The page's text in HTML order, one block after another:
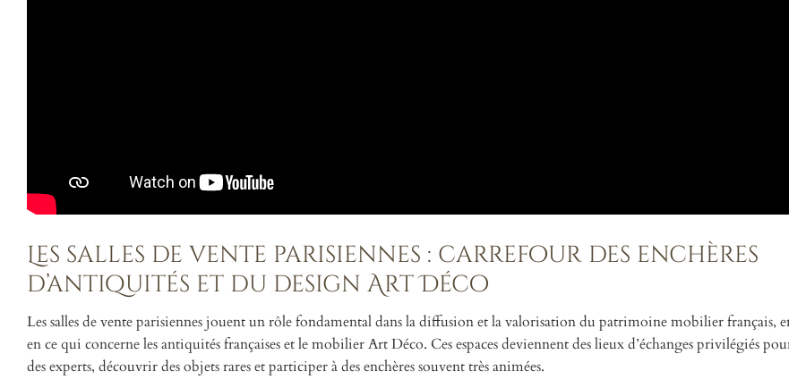
Les salles de vente parisiennes : carrefour des enchères
d’antiquités et du design Art Déco
Les salles de vente parisiennes jouent un rôle fondamental dans la diffusion et la valorisation du patrimoine mobilier français,
en ce qui concerne les antiquités françaises et le mobilier Art Déco. Ces espaces deviennent des lieux d’échanges privilégiés
des experts, découvrir des objets rares et participer à des enchères souvent très animées.